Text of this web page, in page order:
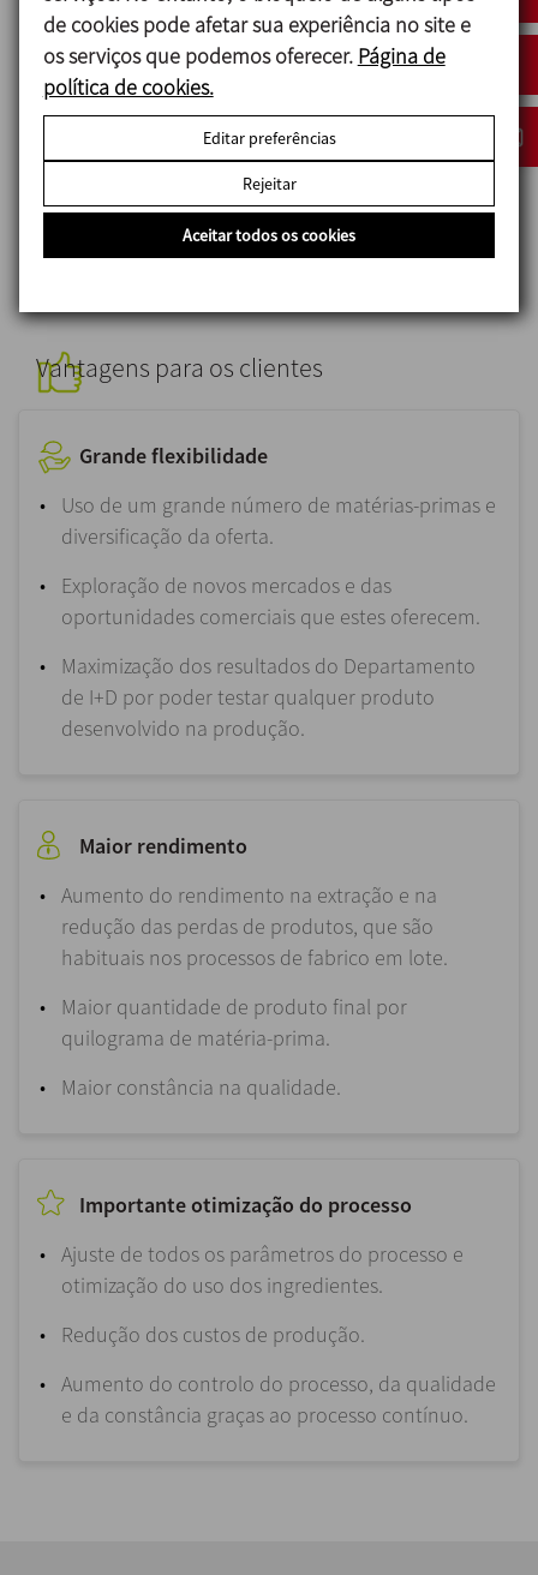
baseados em soja, arroz, aveia e outros cereais
ou legumes, frutos secos e as suas variantes, a
INOXPA ajuda na formulação da receita, extração
do concentrado, trituração, redução de sólidos
em suspensão e armazenamento.
O mesmo acontece com os tratamentos
térmicos e UHT ou com as unidades CIP e
sistemas de automatização.
Vantagens para os clientes
Grande flexibilidade
Uso de um grande número de matérias-primas e
diversificação da oferta.
Exploração de novos mercados e das
oportunidades comerciais que estes oferecem.
Maximização dos resultados do Departamento
de I+D por poder testar qualquer produto
desenvolvido na produção.
Maior rendimento
Aumento do rendimento na extração e na
redução das perdas de produtos, que são
habituais nos processos de fabrico em lote.
Maior quantidade de produto final por
quilograma de matéria-prima.
Maior constância na qualidade.
Importante otimização do processo
Ajuste de todos os parâmetros do processo e
otimização do uso dos ingredientes.
Redução dos custos de produção.
Aumento do controlo do processo, da qualidade
e da constância graças ao processo contínuo.
de cookies pode afetar sua experiência no site e
os serviços que podemos oferecer. Página de
política de cookies.
Editar preferências
Rejeitar
Aceitar todos os cookies